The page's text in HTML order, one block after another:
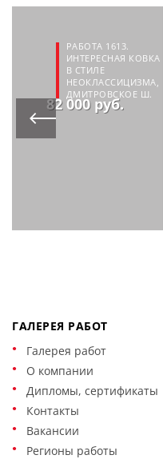
РАБОТА 1613.
ИНТЕРЕСНАЯ КОВКА
В СТИЛЕ
НЕОКЛАССИЦИЗМА,
ДМИТРОВСКОЕ Ш.
82 000 руб.
ГАЛЕРЕЯ РАБОТ
Галерея работ
О компании
Дипломы, сертификаты
Контакты
Вакансии
Регионы работы